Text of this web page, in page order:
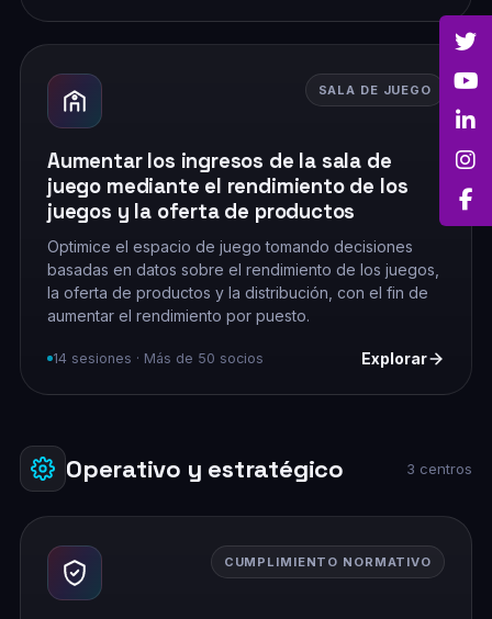
SALA DE JUEGO
Aumentar los ingresos de la sala de
juego mediante el rendimiento de los
juegos y la oferta de productos
Optimice el espacio de juego tomando decisiones
basadas en datos sobre el rendimiento de los juegos,
la oferta de productos y la distribución, con el fin de
aumentar el rendimiento por puesto.
14 sesiones · Más de 50 socios Explorar
Operativo y estratégico 3 centros
CUMPLIMIENTO NORMATIVO